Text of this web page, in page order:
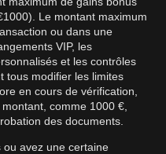
Le montant maximum
ou dans une
VIP, les
et les contrôles
tous modifier les limites
en cours de vérification,
comme 1000 €,
des documents.
ou avez une certaine